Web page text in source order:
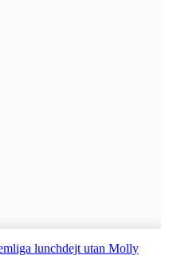
lunchdejt utan Molly